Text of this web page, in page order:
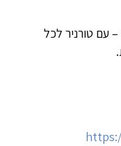
עם טורניר לכל